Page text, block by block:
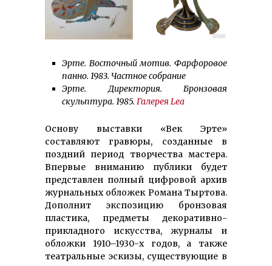
Эрте. Восточный мотив. Фарфоровое
панно. 1983. Частное собрание
Эрте. Директория. Бронзовая
скульптура. 1985. Галерея Lea
Основу выставки «Век Эрте»
составляют гравюры, созданные в
поздний период творчества мастера.
Впервые вниманию публики будет
представлен полный цифровой архив
жур­нальных обложек Романа Тыртова.
Дополнит экспозицию бронзовая
пластика, предметы декоративно-
прикладного искусства, журналы и
обложки 1910–1930-х годов, а также
театральные эскизы, существующие в